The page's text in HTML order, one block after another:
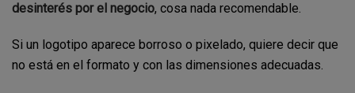
desinterés por el negocio, cosa nada recomendable.
Si un logotipo aparece borroso o pixelado, quiere decir que
no está en el formato y con las dimensiones adecuadas.